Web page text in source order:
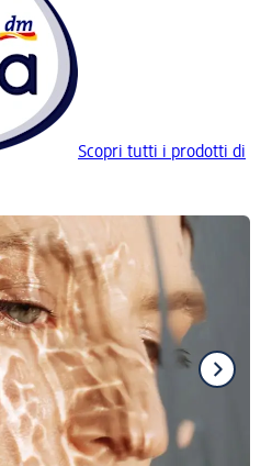
Scopri tutti i prodotti di